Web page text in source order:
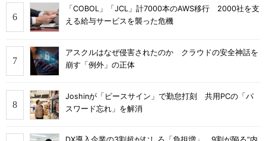
「COBOL」「JCL」計7000本のAWS移行 2000社を支
える給与サービスを襲った危機
アスクルはなぜ侵害されたのか クラウドの安全神話を
崩す「例外」の正体
Joshinが「ピースサイン」で勤怠打刻 共用PCの「パ
スワード忘れ」を解消